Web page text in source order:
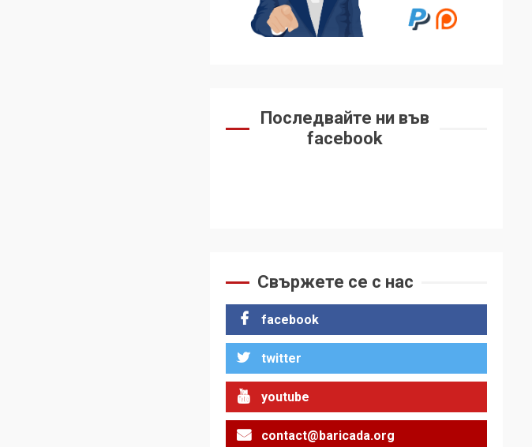
Последвайте ни във
facebook
Свържете се с нас
facebook
twitter
youtube
contact@baricada.org